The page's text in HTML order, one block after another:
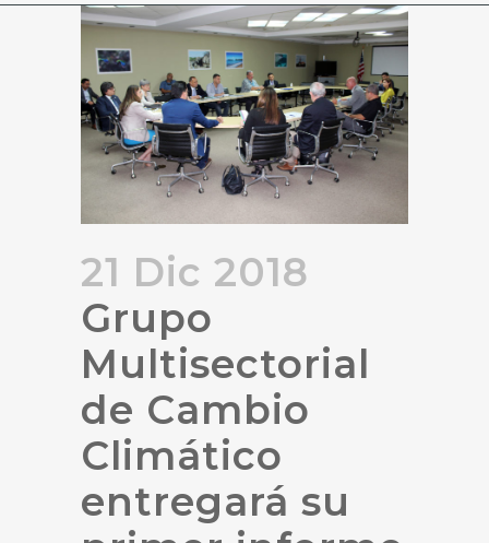
21 Dic 2018
Grupo
Multisectorial
de Cambio
Climático
entregará su